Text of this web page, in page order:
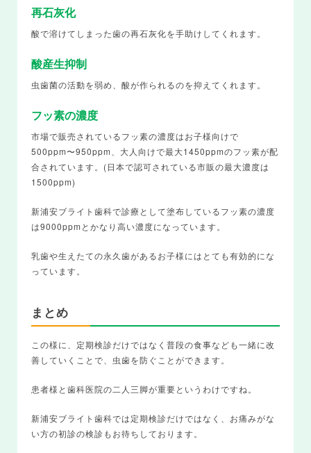
再石灰化
酸で溶けてしまった歯の再石灰化を手助けしてくれます。
酸産生抑制
虫歯菌の活動を弱め、酸が作られるのを抑えてくれます。
フッ素の濃度
市場で販売されているフッ素の濃度はお子様向けで
500ppm〜950ppm、大人向けで最大1450ppmのフッ素が配
合されています。(日本で認可されている市販の最大濃度は
1500ppm)
新浦安ブライト歯科で診療として塗布しているフッ素の濃度
は9000ppmとかなり高い濃度になっています。
乳歯や生えたての永久歯があるお子様にはとても有効的にな
っています。
まとめ
この様に、定期検診だけではなく普段の食事なども一緒に改
善していくことで、虫歯を防ぐことができます。
患者様と歯科医院の二人三脚が重要というわけですね。
新浦安ブライト歯科では定期検診だけではなく、お痛みがな
い方の初診の検診もお待ちしております。